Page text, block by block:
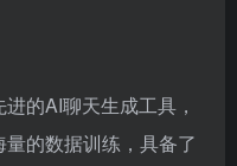
的AI聊天生成工具，
的数据训练，具备了